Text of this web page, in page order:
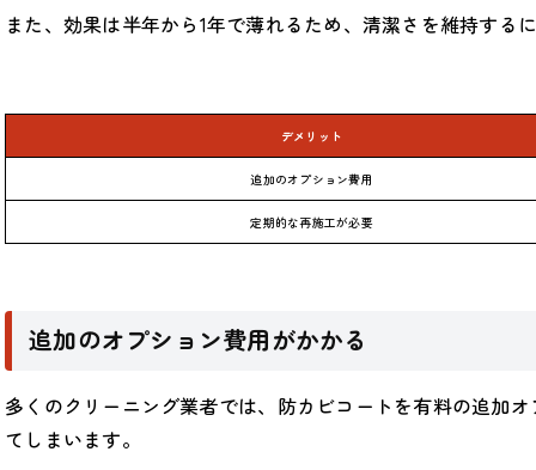
また、効果は半年から1年で薄れるため、清潔さを維持す
デメリット
追加のオプション費用
定期的な再施工が必要
追加のオプション費用がかかる
多くのクリーニング業者では、防カビコートを有料の追加
てしまいます。